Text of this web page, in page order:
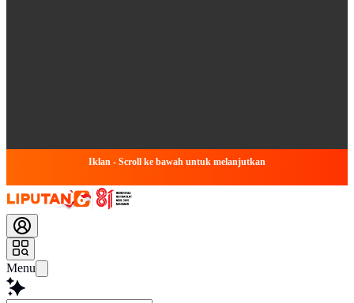
Iklan - Scroll ke bawah untuk melanjutkan
Menu